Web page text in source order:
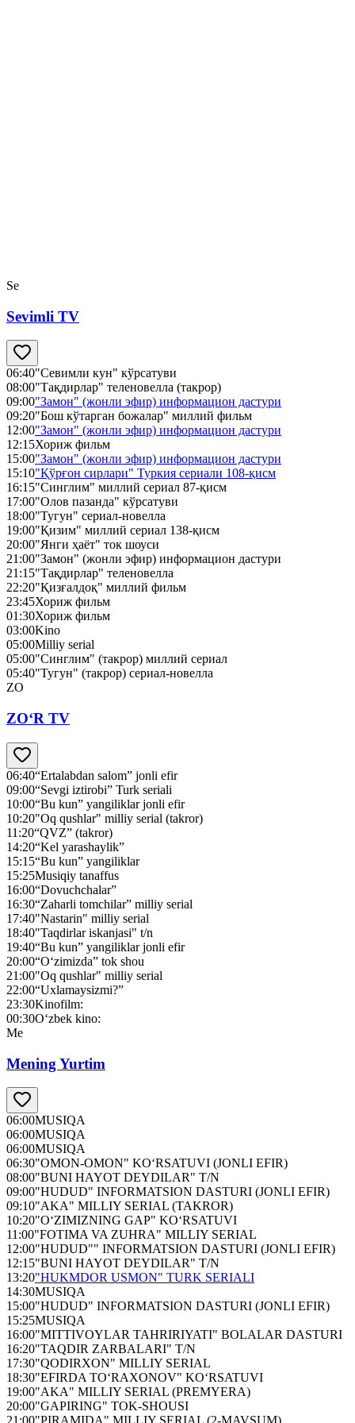
Se
Sevimli TV
06:40"Севимли кун" кўрсатуви
08:00"Тақдирлар" теленовелла (такрор)
09:00"Замон" (жонли эфир) информацион дастури
09:20"Бош кўтарган божалар" миллий фильм
12:00"Замон" (жонли эфир) информацион дастури
12:15Хориж фильм
15:00"Замон" (жонли эфир) информацион дастури
15:10"Қўрғон сирлари" Туркия сериали 108-қисм
16:15"Синглим" миллий сериал 87-қисм
17:00"Олов пазанда" кўрсатуви
18:00"Тугун" сериал-новелла
19:00"Қизим" миллий сериал 138-қисм
20:00"Янги ҳаёт" ток шоуси
21:00"Замон" (жонли эфир) информацион дастури
21:15"Тақдирлар" теленовелла
22:20"Қизғалдоқ" миллий фильм
23:45Хориж фильм
01:30Хориж фильм
03:00Kino
05:00Milliy serial
05:00"Синглим" (такрор) миллий сериал
05:40"Тугун" (такрор) сериал-новелла
ZO
ZO‘R TV
06:40“Ertalabdan salom” jonli efir
09:00“Sevgi iztirobi” Turk seriali
10:00“Bu kun” yangiliklar jonli efir
10:20"Oq qushlar" milliy serial (takror)
11:20“QVZ” (takror)
14:20“Kel yarashaylik”
15:15“Bu kun” yangiliklar
15:25Musiqiy tanaffus
16:00“Dovuchchalar”
16:30“Zaharli tomchilar” milliy serial
17:40"Nastarin" milliy serial
18:40"Taqdirlar iskanjasi" t/n
19:40“Bu kun” yangiliklar jonli efir
20:00“O‘zimizda” tok shou
21:00"Oq qushlar" milliy serial
22:00“Uxlamaysizmi?”
23:30Kinofilm:
00:30O‘zbek kino:
Me
Mening Yurtim
06:00MUSIQA
06:00MUSIQA
06:00MUSIQA
06:30"OMON-OMON" KO‘RSATUVI (JONLI EFIR)
08:00"BUNI HAYOT DEYDILAR" T/N
09:00"HUDUD" INFORMATSION DASTURI (JONLI EFIR)
09:10"AKA" MILLIY SERIAL (TAKROR)
10:20"O‘ZIMIZNING GAP" KO‘RSATUVI
11:00"FOTIMA VA ZUHRA" MILLIY SERIAL
12:00"HUDUD"" INFORMATSION DASTURI (JONLI EFIR)
12:15"BUNI HAYOT DEYDILAR" T/N
13:20"HUKMDOR USMON" TURK SERIALI
14:30MUSIQA
15:00"HUDUD" INFORMATSION DASTURI (JONLI EFIR)
15:25MUSIQA
16:00"MITTIVOYLAR TAHRIRIYATI" BOLALAR DASTURI
16:20"TAQDIR ZARBALARI" T/N
17:30"QODIRXON" MILLIY SERIAL
18:30"EFIRDA TO‘RAXONOV" KO‘RSATUVI
19:00"AKA" MILLIY SERIAL (PREMYERA)
20:00"GAPIRING" TOK-SHOUSI